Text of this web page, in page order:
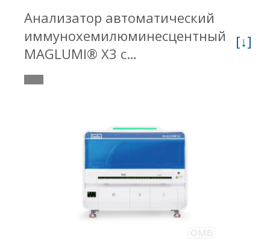
Анализатор автоматический
иммунохемилюминесцентный
MAGLUMI® X3 с
принадлежностями
010101003301
[↓]